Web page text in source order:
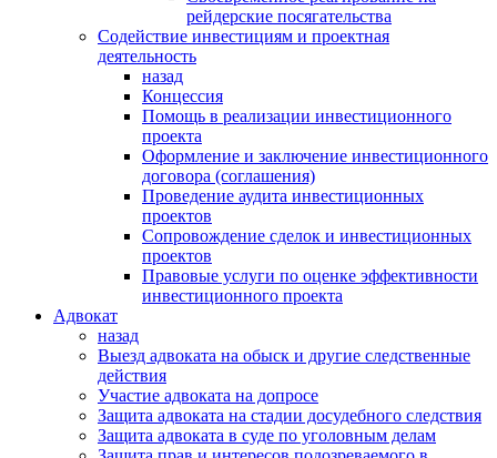
рейдерские посягательства
Содействие инвестициям и проектная
деятельность
назад
Концессия
Помощь в реализации инвестиционного
проекта
Оформление и заключение инвестиционного
договора (соглашения)
Проведение аудита инвестиционных
проектов
Сопровождение сделок и инвестиционных
проектов
Правовые услуги по оценке эффективности
инвестиционного проекта
Адвокат
назад
Выезд адвоката на обыск и другие следственные
действия
Участие адвоката на допросе
Защита адвоката на стадии досудебного следствия
Защита адвоката в суде по уголовным делам